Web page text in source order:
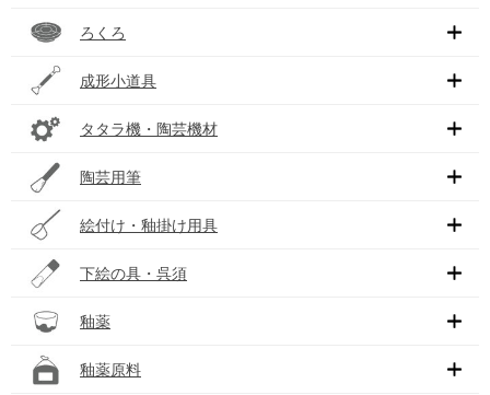
ろくろ
成形小道具
タタラ機・陶芸機材
陶芸用筆
絵付け・釉掛け用具
下絵の具・呉須
釉薬
釉薬原料